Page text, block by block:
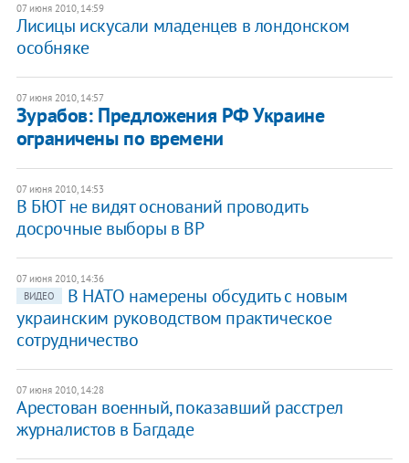
07 июня 2010, 14:59
Лисицы искусали младенцев в лондонском
особняке
07 июня 2010, 14:57
Зурабов: Предложения РФ Украине
ограничены по времени
07 июня 2010, 14:53
В БЮТ не видят оснований проводить
досрочные выборы в ВР
07 июня 2010, 14:36
ВИДЕО
В НАТО намерены обсудить с новым
украинским руководством практическое
сотрудничество
07 июня 2010, 14:28
Арестован военный, показавший расстрел
журналистов в Багдаде